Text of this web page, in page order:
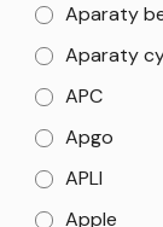
Aparaty
Aparaty
APC
Apgo
APLI
Apple